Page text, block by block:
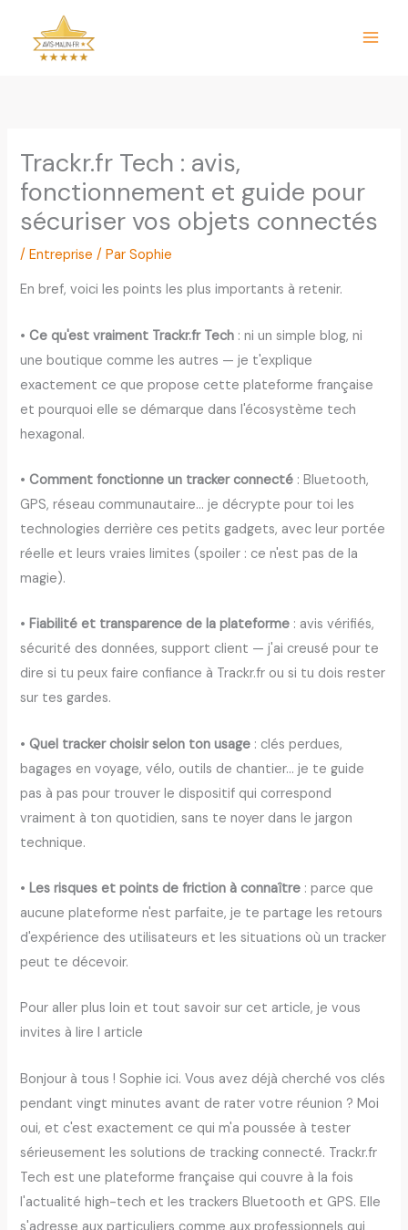
contenu
Trackr.fr Tech : avis,
fonctionnement et guide pour
sécuriser vos objets connectés
/Entreprise / ParSophie
En bref, voici les points les plus importants à retenir.
•Ce qu'est vraiment Trackr.fr Tech : ni un simple blog, ni
une boutique comme les autres — je t'explique
exactement ce que propose cette plateforme française
et pourquoi elle se démarque dans l'écosystème tech
hexagonal.
•Comment fonctionne un tracker connecté : Bluetooth,
GPS, réseau communautaire… je décrypte pour toi les
technologies derrière ces petits gadgets, avec leur portée
réelle et leurs vraies limites (spoiler : ce n'est pas de la
magie).
•Fiabilité et transparence de la plateforme : avis vérifiés,
sécurité des données, support client — j'ai creusé pour te
dire si tu peux faire confiance à Trackr.fr ou si tu dois rester
sur tes gardes.
• Quel tracker choisir selon ton usage : clés perdues,
bagages en voyage, vélo, outils de chantier… je te guide
pas à pas pour trouver le dispositif qui correspond
vraiment à ton quotidien, sans te noyer dans le jargon
technique.
•Les risques et points de friction à connaître : parce que
aucune plateforme n'est parfaite, je te partage les retours
d'expérience des utilisateurs et les situations où un tracker
peut te décevoir.
Pour aller plus loin et tout savoir sur cet article, je vous
invites à lire l article
Bonjour à tous ! Sophie ici. Vous avez déjà cherché vos clés
pendant vingt minutes avant de rater votre réunion ? Moi
oui, et c'est exactement ce qui m'a poussée à tester
sérieusement les solutions de tracking connecté. Trackr.fr
Tech est une plateforme française qui couvre à la fois
l'actualité high-tech et les trackers Bluetooth et GPS. Elle